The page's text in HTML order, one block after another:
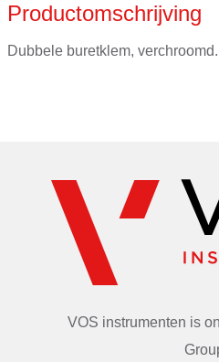
Merk
Productomschrijving
Dubbele buretklem, verchroomd.
VOS instrumenten is